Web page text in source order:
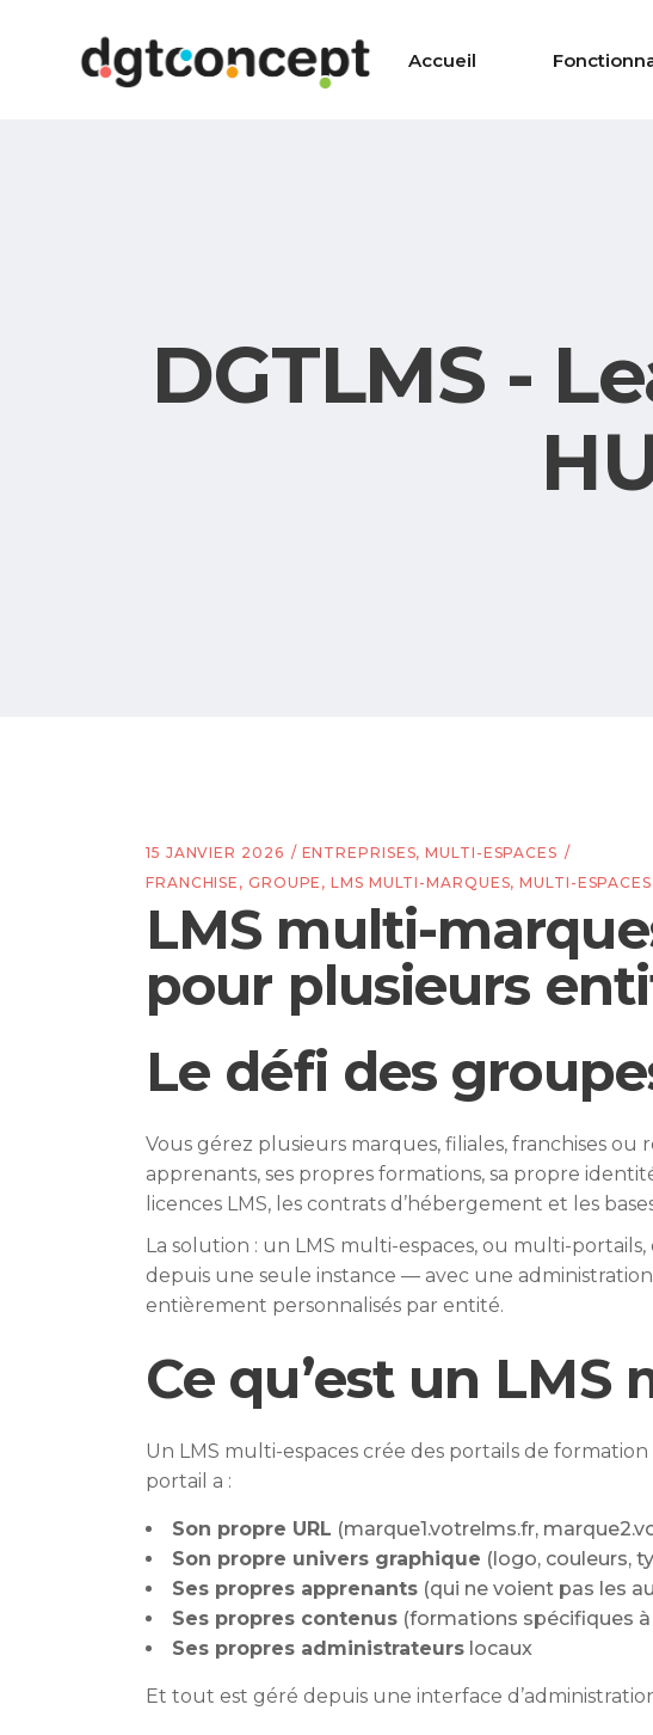
Accueil
DGTLMS -
15 JANVIER 2026 ENTREPRISES,MULTI-ESPACES
FRANCHISE , GROUPE ,LMS MULTI-MARQUES,MULTI-ESPACES
LMS multi-
pour plusieurs
Le défi des
Vous gérez plusieurs marques, filiales, franchises
apprenants, ses propres formations, sa propre
licences LMS, les contrats d’hébergement et les
La solution : un LMS multi-espaces, ou multi-
depuis une seule instance — avec une
entièrement personnalisés par entité.
Ce qu’est un LMS
Un LMS multi-espaces crée des portails de
portail a :
Son propre URL (marque1.votrelms.fr,
Son propre univers graphique (logo, couleurs,
Ses propres apprenants (qui ne voient pas les
Ses propres contenus (formations spécifiques
Ses propres administrateurs locaux
Et tout est géré depuis une interface